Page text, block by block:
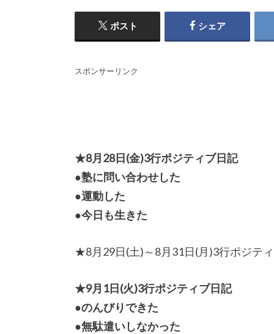
ポスト シェア
スポンサーリンク
★8月28日(金)3行ポジティブ日記
●塾に問い合わせした
●運動した
●今日も生きた
★8月29日(土)～8月31日(月)3行ポジテ
★9月1日(火)3行ポジティブ日記
●のんびりできた
●無駄遣いしなかった